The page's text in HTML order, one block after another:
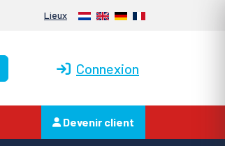
Lieux Nederlands
EnglishDeutschFrançais
Connexion
Devenir client